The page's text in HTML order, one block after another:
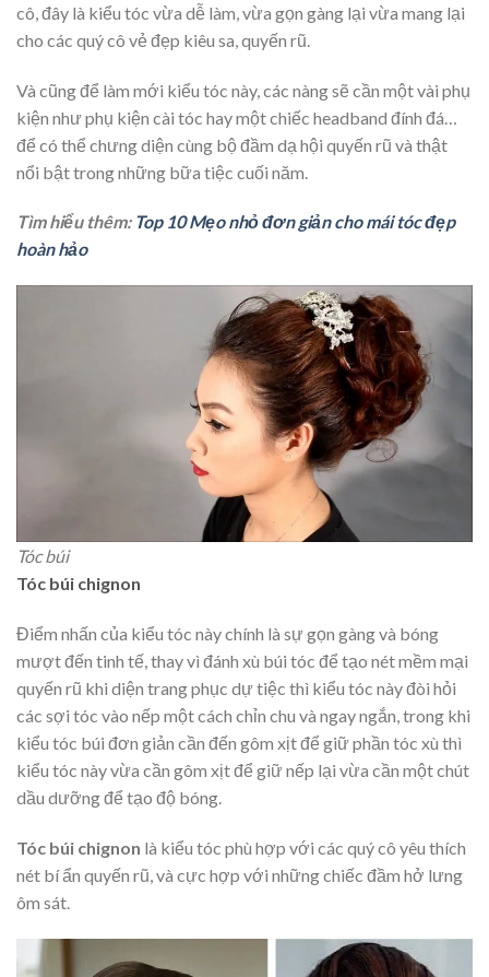
cô, đây là kiểu tóc vừa dễ làm, vừa gọn gàng lại vừa mang lại
cho các quý cô vẻ đẹp kiêu sa, quyến rũ.
Và cũng để làm mới kiểu tóc này, các nàng sẽ cần một vài phụ
kiện như phụ kiện cài tóc hay một chiếc headband đính đá…
để có thể chưng diện cùng bộ đầm dạ hội quyến rũ và thật
nổi bật trong những bữa tiệc cuối năm.
Tìm hiểu thêm: Top 10 Mẹo nhỏ đơn giản cho mái tóc đẹp
hoàn hảo
Tóc búi
Tóc búi chignon
Điểm nhấn của kiểu tóc này chính là sự gọn gàng và bóng
mượt đến tinh tế, thay vì đánh xù búi tóc để tạo nét mềm mại
quyến rũ khi diện trang phục dự tiệc thì kiểu tóc này đòi hỏi
các sợi tóc vào nếp một cách chỉn chu và ngay ngắn, trong khi
kiểu tóc búi đơn giản cần đến gôm xịt để giữ phần tóc xù thì
kiểu tóc này vừa cần gôm xịt để giữ nếp lại vừa cần một chút
dầu dưỡng để tạo độ bóng.
Tóc búi chignon là kiểu tóc phù hợp với các quý cô yêu thích
nét bí ẩn quyến rũ, và cực hợp với những chiếc đầm hở lưng
ôm sát.